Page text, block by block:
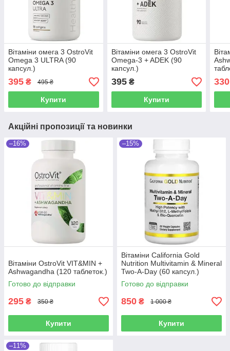
Вітаміни омега 3 OstroVit
Omega 3 ULTRA (90
капсул.)
395 ₴ 495 ₴
Купити
Вітаміни омега 3 OstroVit
Omega-3 + ADEK (90
капсул.)
395₴
Купити
330
Акційні пропозиції та новинки
–16%
Вітаміни OstroVit VIT&MIN +
Ashwagandha (120 таблеток.)
Готово до відправки
295 ₴ 350 ₴
Купити
–15%
Вітаміни California Gold
Nutrition Multivitamin & Mineral
Two-A-Day (60 капсул.)
Готово до відправки
850 ₴ 1 000 ₴
Купити
–11%